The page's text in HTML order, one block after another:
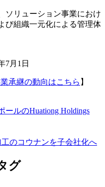
ソリューション事業におけ
び組織一元化による管理体
7月1日
承継の動向はこちら 】
ルのHuationg Holdings
のコウナンを子会社化へ
グ